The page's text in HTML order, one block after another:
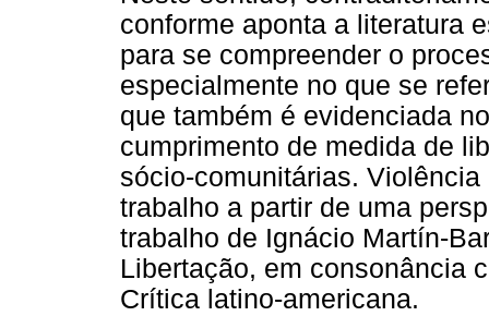
conforme aponta a literatura
para se compreender o
especialmente no que se
que também é evidenciada
cumprimento de medida de
sócio-comunitárias.
trabalho a partir de uma
trabalho de Ignácio Martín-
Libertação, em consonância
Crítica latino-americana.